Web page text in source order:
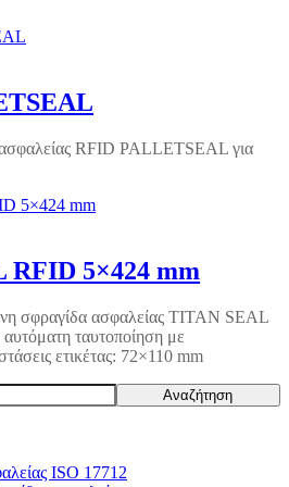
RFID PALLETSEAL για
RFID 5×424 mm
σφραγίδα ασφαλείας TITAN SEAL
ταυτοποίηση με
ετικέτας: 72×110 mm
Αναζήτηση
για:
Αναζήτηση
ISO 17712